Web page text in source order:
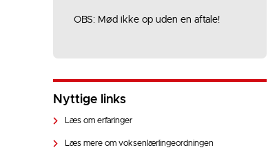
OBS: Mød ikke op uden en aftale!
Nyttige links
Læs om erfaringer
Læs mere om voksenlærlingeordningen